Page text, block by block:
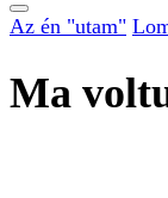
Az én "utam"
Ma